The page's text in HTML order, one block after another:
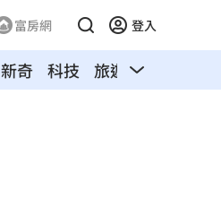
富房網 登入
新奇 科技 旅遊 汽車